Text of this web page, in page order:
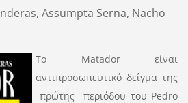
Assumpta Serna, Nacho
Το Matador είναι
αντιπροσωπευτικό δείγμα της
πρώτης περιόδου του Pedro